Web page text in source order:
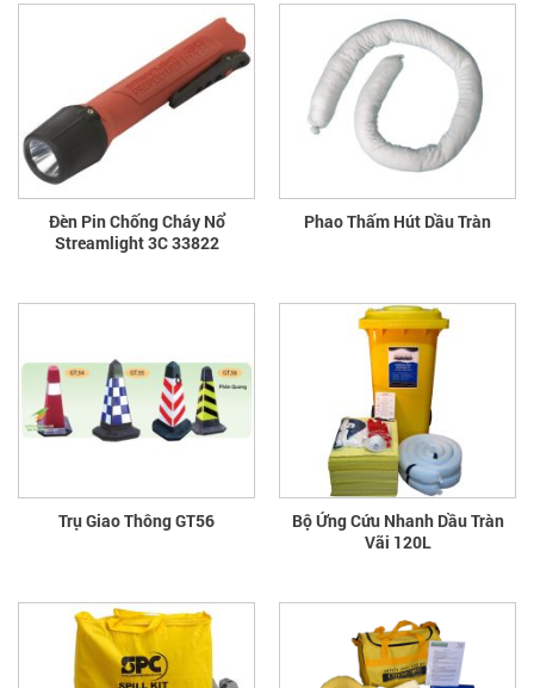
Đèn Pin Chống Cháy Nổ
Streamlight 3C 33822
Phao Thấm Hút Dầu Tràn
Trụ Giao Thông GT56
Bộ Ứng Cứu Nhanh Dầu Tràn
Vãi 120L